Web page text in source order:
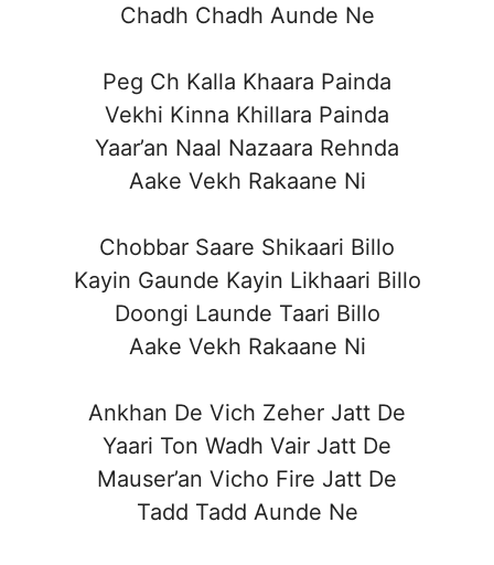
Chadh Chadh Aunde Ne
Peg Ch Kalla Khaara Painda
Vekhi Kinna Khillara Painda
Yaar’an Naal Nazaara Rehnda
Aake Vekh Rakaane Ni
Chobbar Saare Shikaari Billo
Kayin Gaunde Kayin Likhaari Billo
Doongi Launde Taari Billo
Aake Vekh Rakaane Ni
Ankhan De Vich Zeher Jatt De
Yaari Ton Wadh Vair Jatt De
Mauser’an Vicho Fire Jatt De
Tadd Tadd Aunde Ne